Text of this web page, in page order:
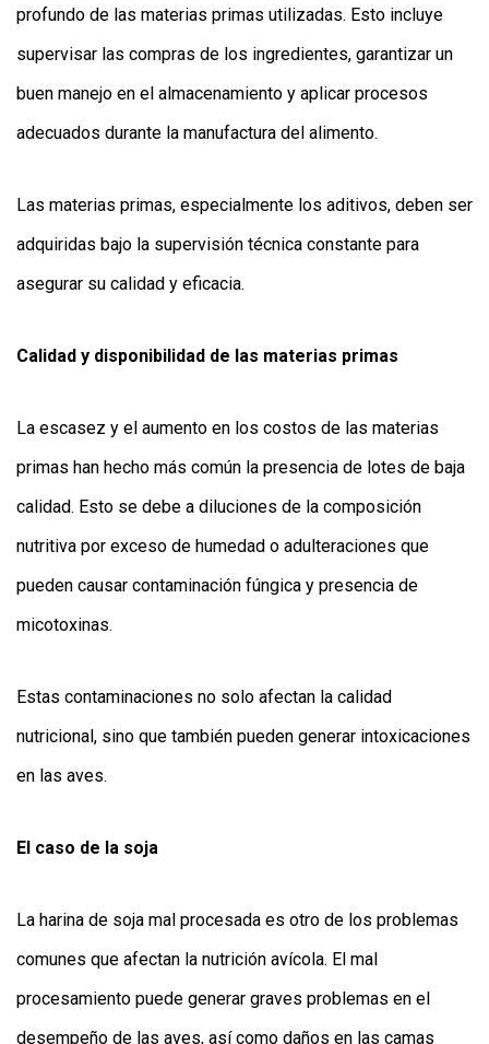
profundo de las materias primas utilizadas. Esto incluye
supervisar las compras de los ingredientes, garantizar un
buen manejo en el almacenamiento y aplicar procesos
adecuados durante la manufactura del alimento.
Las materias primas, especialmente los aditivos, deben ser
adquiridas bajo la supervisión técnica constante para
asegurar su calidad y eficacia.
Calidad y disponibilidad de las materias primas
La escasez y el aumento en los costos de las materias
primas han hecho más común la presencia de lotes de baja
calidad. Esto se debe a diluciones de la composición
nutritiva por exceso de humedad o adulteraciones que
pueden causar contaminación fúngica y presencia de
micotoxinas.
Estas contaminaciones no solo afectan la calidad
nutricional, sino que también pueden generar intoxicaciones
en las aves.
El caso de la soja
La harina de soja mal procesada es otro de los problemas
comunes que afectan la nutrición avícola. El mal
procesamiento puede generar graves problemas en el
desempeño de las aves, así como daños en las camas